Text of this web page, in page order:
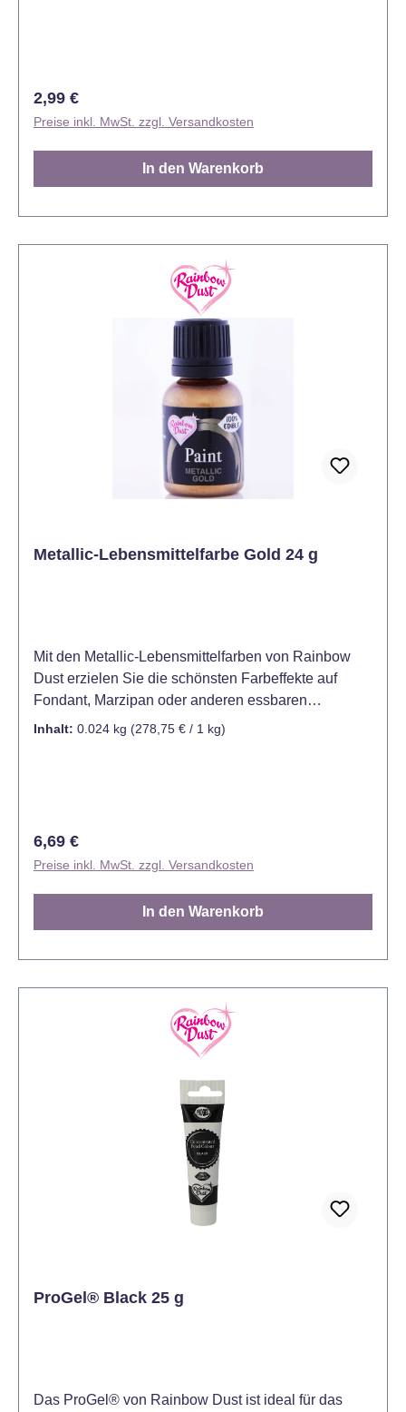
Regulärer Preis:
2,99 €
Preise inkl. MwSt. zzgl. Versandkosten
In den Warenkorb
Metallic-Lebensmittelfarbe Gold 24 g
Mit den Metallic-Lebensmittelfarben von Rainbow
Dust erzielen Sie die schönsten Farbeffekte auf
Fondant, Marzipan oder anderen essbaren
Produkten. Einfach zu handhaben, Farbe direkt auf
Inhalt: 0.024 kg (278,75 € / 1 kg)
Regulärer Preis:
6,69 €
Preise inkl. MwSt. zzgl. Versandkosten
In den Warenkorb
ProGel® Black 25 g
Das ProGel® von Rainbow Dust ist ideal für das